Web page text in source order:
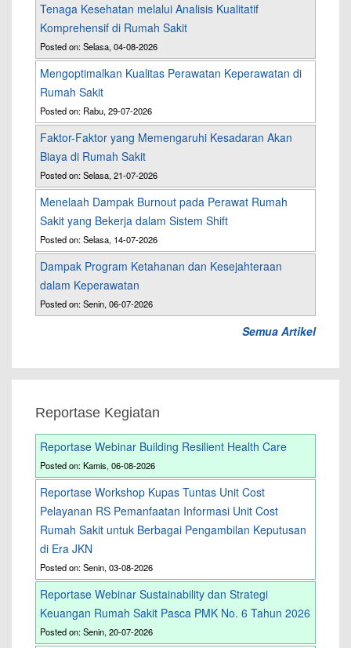
Tenaga Kesehatan melalui Analisis Kualitatif
Komprehensif di Rumah Sakit
Posted on: Selasa, 04-08-2026
Mengoptimalkan Kualitas Perawatan Keperawatan di
Rumah Sakit
Posted on: Rabu, 29-07-2026
Faktor-Faktor yang Memengaruhi Kesadaran Akan
Biaya di Rumah Sakit
Posted on: Selasa, 21-07-2026
Menelaah Dampak Burnout pada Perawat Rumah
Sakit yang Bekerja dalam Sistem Shift
Posted on: Selasa, 14-07-2026
Dampak Program Ketahanan dan Kesejahteraan
dalam Keperawatan
Posted on: Senin, 06-07-2026
Semua Artikel
Reportase Kegiatan
Reportase Webinar Building Resilient Health Care
Posted on: Kamis, 06-08-2026
Reportase Workshop Kupas Tuntas Unit Cost
Pelayanan RS Pemanfaatan Informasi Unit Cost
Rumah Sakit untuk Berbagai Pengambilan Keputusan
di Era JKN
Posted on: Senin, 03-08-2026
Reportase Webinar Sustainability dan Strategi
Keuangan Rumah Sakit Pasca PMK No. 6 Tahun 2026
Posted on: Senin, 20-07-2026